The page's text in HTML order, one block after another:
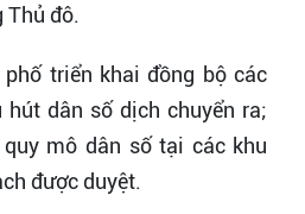
Thủ đô.
triển khai đồng bộ các
dân số dịch chuyển ra;
mô dân số tại các khu
được duyệt.